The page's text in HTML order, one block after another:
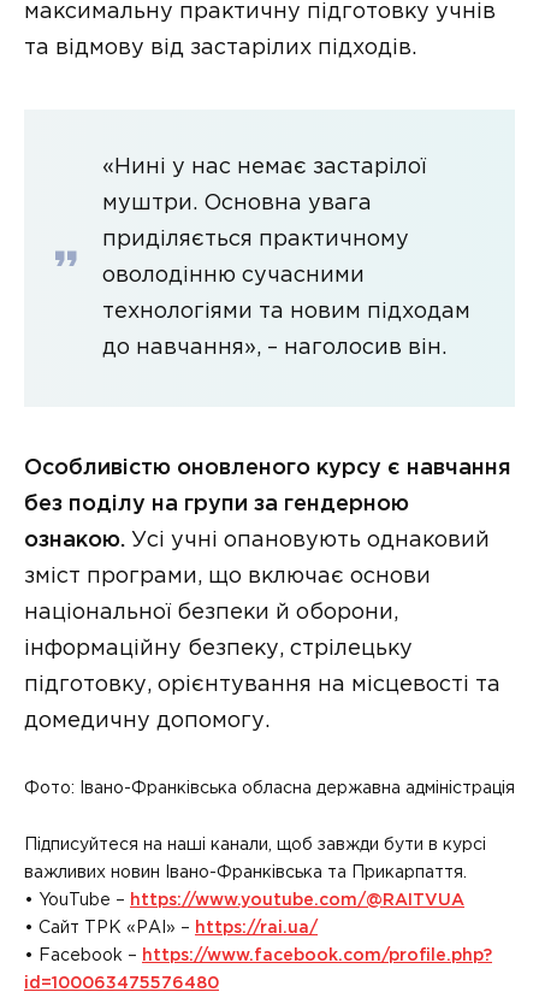
максимальну практичну підготовку учнів
та відмову від застарілих підходів.
«Нині у нас немає застарілої
муштри. Основна увага
приділяється практичному
оволодінню сучасними
технологіями та новим підходам
до навчання», – наголосив він.
Особливістю оновленого курсу є навчання
без поділу на групи за гендерною
ознакою. Усі учні опановують однаковий
зміст програми, що включає основи
національної безпеки й оборони,
інформаційну безпеку, стрілецьку
підготовку, орієнтування на місцевості та
домедичну допомогу.
Фото: Івано-Франківська обласна державна адміністрація
Підписуйтеся на наші канали, щоб завжди бути в курсі
важливих новин Івано-Франківська та Прикарпаття.
• YouTube – https://www.youtube.com/@RAITVUA
• Сайт ТРК «РАІ» – https://rai.ua/
• Facebook – https://www.facebook.com/profile.php?
id=100063475576480